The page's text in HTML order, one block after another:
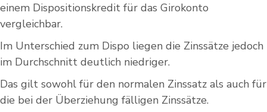
einem Dispositionskredit für das Girokonto
vergleichbar.
Im Unterschied zum Dispo liegen die Zinssätze jedoch
im Durchschnitt deutlich niedriger.
Das gilt sowohl für den normalen Zinssatz als auch für
die bei der Überziehung fälligen Zinssätze.